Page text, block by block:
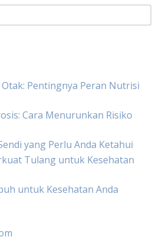
Pentingnya Peran Nutrisi
Cara Menurunkan Risiko
yang Perlu Anda Ketahui
Tulang untuk Kesehatan
untuk Kesehatan Anda